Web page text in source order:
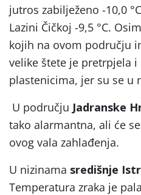
jutros zabilježeno -10,0
Lazini Čičkoj -9,5 °C.
kojih na ovom području
velike štete je pretrpjela
plastenicima, jer su se u
U području Jadranske
tako alarmantna, ali će
ovog vala zahlađenja.
U nizinama središnje
Temperatura zraka je